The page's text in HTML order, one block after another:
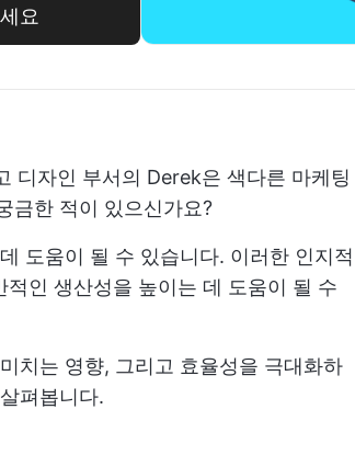
요
디자인 부서의 Derek은 색다른 마케팅
금한 적이 있으신가요?
도움이 될 수 있습니다. 이러한 인지적
인 생산성을 높이는 데 도움이 될 수
치는 영향, 그리고 효율성을 극대화하
펴봅니다.